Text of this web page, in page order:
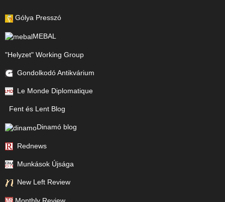
Gólya Presszó
MEBAL
"Helyzet" Working Group
Gondolkodó Antikvárium
Le Monde Diplomatique
Fent és Lent Blog
Dinamó blog
Rednews
Munkások Újsága
New Left Review
Monthly Review